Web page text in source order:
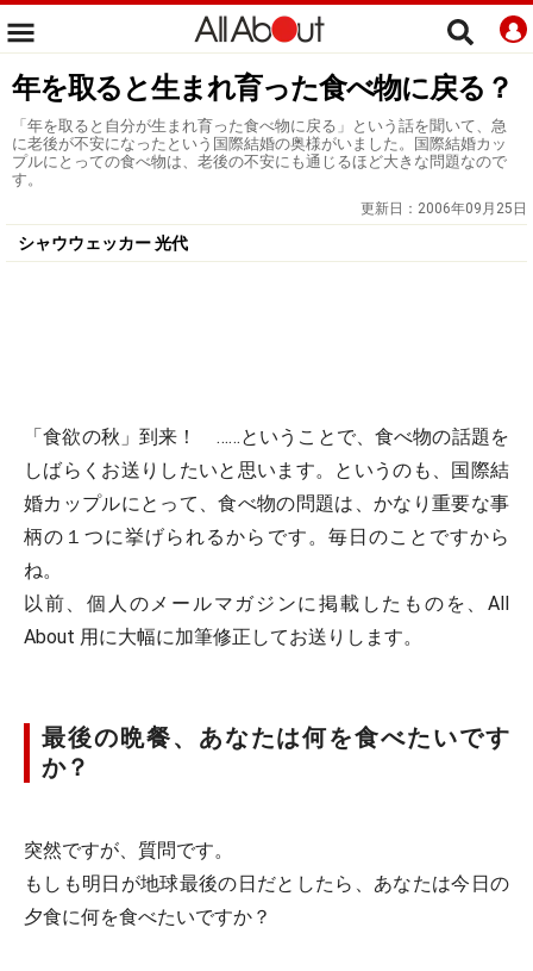
年を取ると生まれ育った食べ物に戻る？
「年を取ると自分が生まれ育った食べ物に戻る」という話を聞いて、急
に老後が不安になったという国際結婚の奥様がいました。国際結婚カッ
プルにとっての食べ物は、老後の不安にも通じるほど大きな問題なので
す。
更新日： 2006年09月25日
シャウウェッカー 光代
「食欲の秋」到来！ ……ということで、食べ物の話題を
しばらくお送りしたいと思います。というのも、国際結
婚カップルにとって、食べ物の問題は、かなり重要な事
柄の１つに挙げられるからです。毎日のことですから
ね。
以前、個人のメールマガジンに掲載したものを、All
About 用に大幅に加筆修正してお送りします。
最後の晩餐、あなたは何を食べたいです
か？
突然ですが、質問です。
もしも明日が地球最後の日だとしたら、あなたは今日の
夕食に何を食べたいですか？